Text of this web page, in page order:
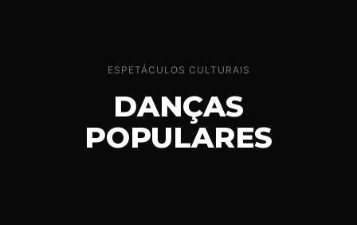
ESPETÁCULOS CULTURAIS
DANÇAS
POPULARES